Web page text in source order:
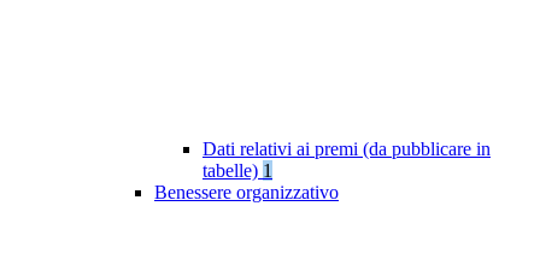
Dati relativi ai premi (da pubblicare in
tabelle) 1
Benessere organizzativo